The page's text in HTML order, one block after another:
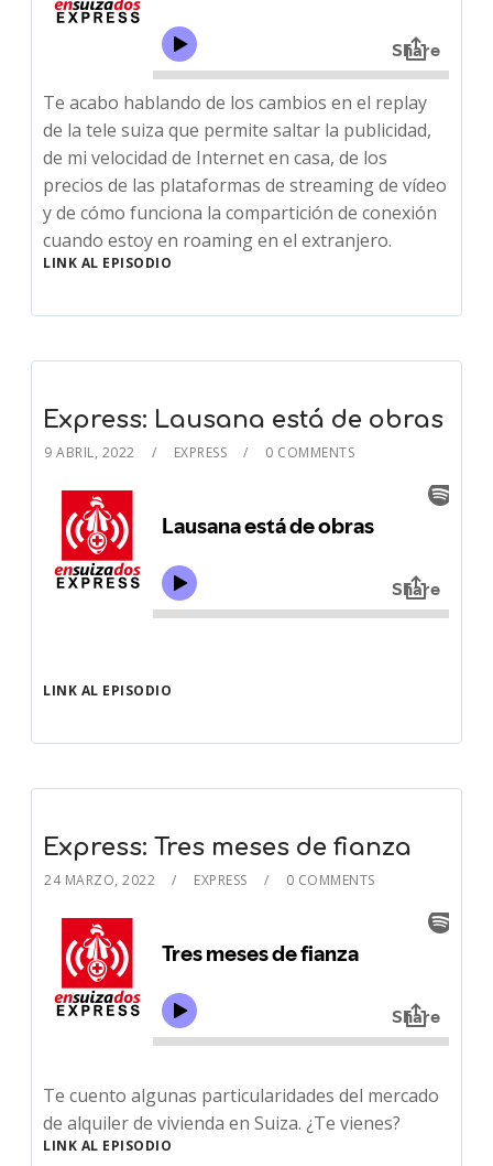
Te acabo hablando de los cambios en el replay
de la tele suiza que permite saltar la publicidad,
de mi velocidad de Internet en casa, de los
precios de las plataformas de streaming de vídeo
y de cómo funciona la compartición de conexión
cuando estoy en roaming en el extranjero.
LINK AL EPISODIO
Express: Lausana está de obras
9 ABRIL, 2022 EXPRESS 0 COMMENTS
LINK AL EPISODIO
Express: Tres meses de fianza
24 MARZO, 2022 EXPRESS 0 COMMENTS
Te cuento algunas particularidades del mercado
de alquiler de vivienda en Suiza. ¿Te vienes?
LINK AL EPISODIO